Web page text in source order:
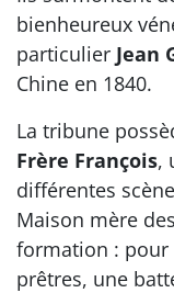
bienheureux
particulier Jean
Chine en 1840.
La tribune
Frère François,
différentes
Maison mère
formation : pour
prêtres, une